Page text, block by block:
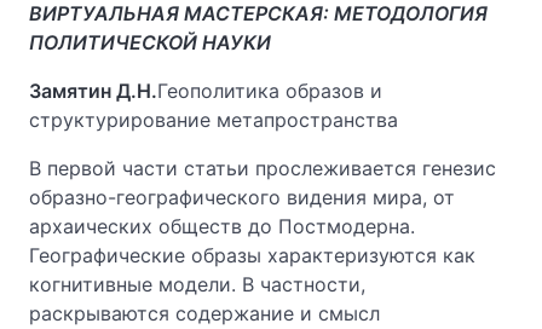
ВИРТУАЛЬНАЯ МАСТЕРСКАЯ: МЕТОДОЛОГИЯ
ПОЛИТИЧЕСКОЙ НАУКИ
Замятин Д.Н.Геополитика образов и
структурирование метапространства
В первой части статьи прослеживается генезис
образно-географического видения мира, от
архаических обществ до Постмодерна.
Географические образы характеризуются как
когнитивные модели. В частности,
раскрываются содержание и смысл